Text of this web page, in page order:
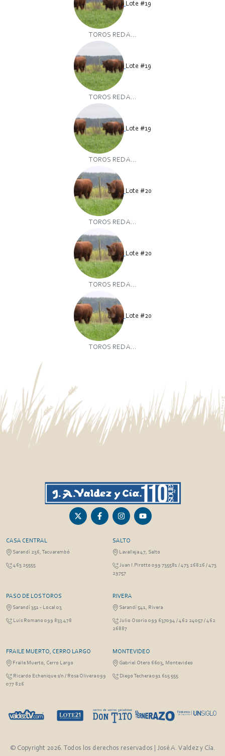
Lote #19
TOROS RED A...
Lote #19
TOROS RED A...
Lote #19
TOROS RED A...
Lote #20
TOROS RED A...
Lote #20
TOROS RED A...
Lote #20
TOROS RED A...
CASA CENTRAL
Sarandí 236, Tacuarembó
463 25555
SALTO
Lavalleja 47, Salto
Juan I.Pirotto 099 735581 / 473 26826 / 473
29757
PASO DE LOS TOROS
Sarandí 351 - Local 03
Luis Romano 099 833 478
RIVERA
Sarandí 541, Rivera
Julio Osorio 099 637094 / 462 24057 / 462
26887
FRAILE MUERTO, CERRO LARGO
Fraile Muerto, Cerro Largo
Ricardo Echenique s/n / Rosa Olivera 099
077 826
MONTEVIDEO
Gabriel Otero 6603, Montevideo
Diego Techera 091 615 555
© Copyright 2026. Todos los derechos reservados | José A. Valdez y Cía.